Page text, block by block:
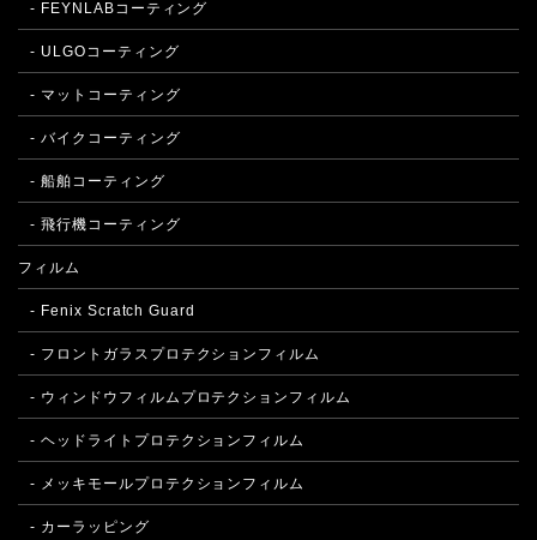
- FEYNLABコーティング
- ULGOコーティング
- マットコーティング
- バイクコーティング
- 船舶コーティング
- 飛行機コーティング
フィルム
- Fenix Scratch Guard
- フロントガラスプロテクションフィルム
- ウィンドウフィルムプロテクションフィルム
- ヘッドライトプロテクションフィルム
- メッキモールプロテクションフィルム
- カーラッピング